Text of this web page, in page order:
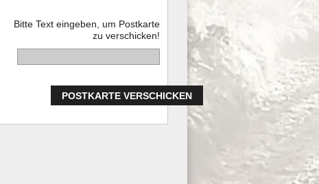
Bitte Text eingeben, um Postkarte
zu verschicken!